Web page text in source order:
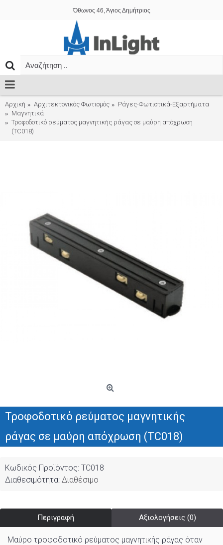
Όθωνος 46, Άγιος Δημήτριος
Αρχική Αρχιτεκτονικός Φωτισμός
Ράγες-Φωτιστικά-Εξαρτήματα
Μαγνητικά
Τροφοδοτικό ρεύματος μαγνητικής ράγας σε μαύρη απόχρωση
(TC018)
Τροφοδοτικό ρεύματος μαγνητικής
ράγας σε μαύρη απόχρωση (TC018)
Κωδικός Προϊόντος: TC018
Διαθεσιμότητα: Διαθέσιμο
Περιγραφή Αξιολογήσεις (0)
Μαύρο τροφοδοτικό ρεύματος μαγνητικής ράγας όταν